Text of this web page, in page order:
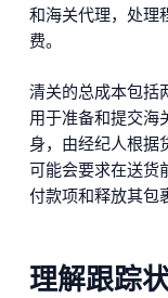
和海关代理，处理
费。
清关的总成本包括
用于准备和提交海
身，由经纪人根据
可能会要求在送货
付款项和释放其包
理解跟踪